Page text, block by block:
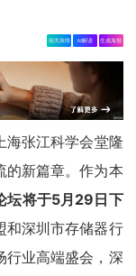
相关舆情 AI解读 生成海报
海张江科学会堂隆
的新篇章。作为本
坛将于5月29日下
和深圳市存储器行
行业高端盛会，深